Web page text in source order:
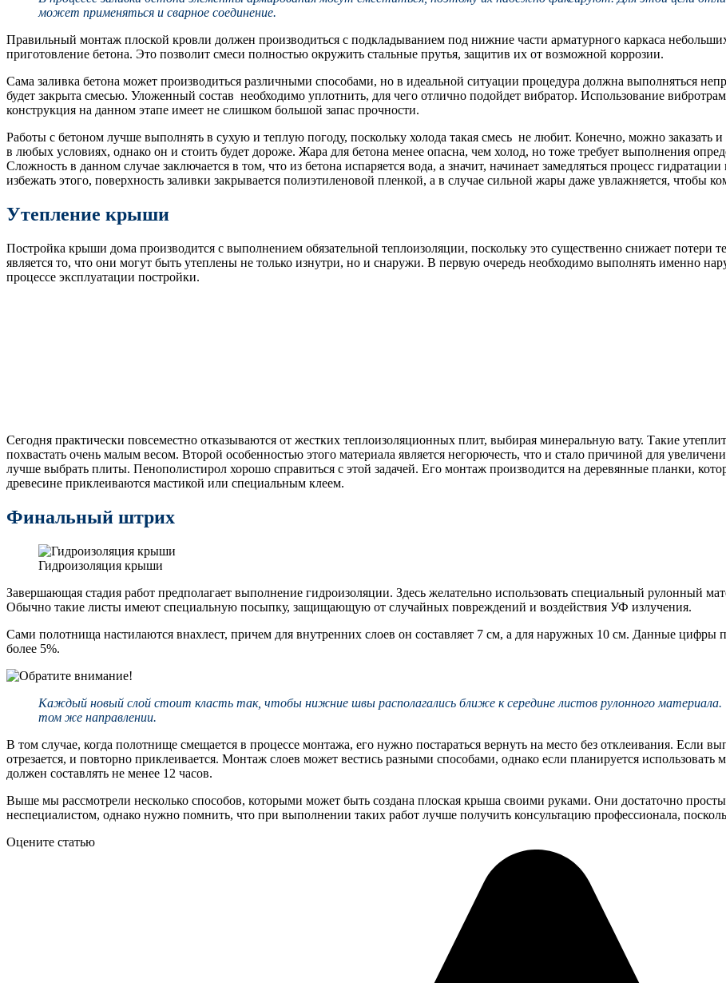
может применяться и сварное соединение.
Правильный монтаж плоской кровли должен производиться с подкладыванием под нижние части арматурного каркаса
приготовление бетона. Это позволит смеси полностью окружить стальные прутья, защитив их от возможной коррозии.
Сама заливка бетона может производиться различными способами, но в идеальной ситуации процедура должна выполняться
будет закрыта смесью. Уложенный состав необходимо уплотнить, для чего отлично подойдет вибратор. Использование
конструкция на данном этапе имеет не слишком большой запас прочности.
Работы с бетоном лучше выполнять в сухую и теплую погоду, поскольку холода такая смесь не любит. Конечно, можно заказать
в любых условиях, однако он и стоить будет дороже. Жара для бетона менее опасна, чем холод, но тоже требует выполнения
Сложность в данном случае заключается в том, что из бетона испаряется вода, а значит, начинает замедляться процесс
избежать этого, поверхность заливки закрывается полиэтиленовой пленкой, а в случае сильной жары даже увлажняется, чтобы
Утепление крыши
Постройка крыши дома производится с выполнением обязательной теплоизоляции, поскольку это существенно снижает потери
является то, что они могут быть утеплены не только изнутри, но и снаружи. В первую очередь необходимо выполнять именно
процессе эксплуатации постройки.
Сегодня практически повсеместно отказываются от жестких теплоизоляционных плит, выбирая минеральную вату. Такие
похвастать очень малым весом. Второй особенностью этого материала является негорючесть, что и стало причиной для
лучше выбрать плиты. Пенополистирол хорошо справиться с этой задачей. Его монтаж производится на деревянные планки,
древесине приклеиваются мастикой или специальным клеем.
Финальный штрих
Гидроизоляция крыши
Завершающая стадия работ предполагает выполнение гидроизоляции. Здесь желательно использовать специальный рулонный
Обычно такие листы имеют специальную посыпку, защищающую от случайных повреждений и воздействия УФ излучения.
Сами полотнища настилаются внахлест, причем для внутренних слоев он составляет 7 см, а для наружных 10 см. Данные цифры
более 5%.
Каждый новый слой стоит класть так, чтобы нижние швы располагались ближе к середине листов рулонного материала.
том же направлении.
В том случае, когда полотнище смещается в процессе монтажа, его нужно постараться вернуть на место без отклеивания. Если
отрезается, и повторно приклеивается. Монтаж слоев может вестись разными способами, однако если планируется
должен составлять не менее 12 часов.
Выше мы рассмотрели несколько способов, которыми может быть создана плоская крыша своими руками. Они достаточно
неспециалистом, однако нужно помнить, что при выполнении таких работ лучше получить консультацию профессионала,
Оцените статью